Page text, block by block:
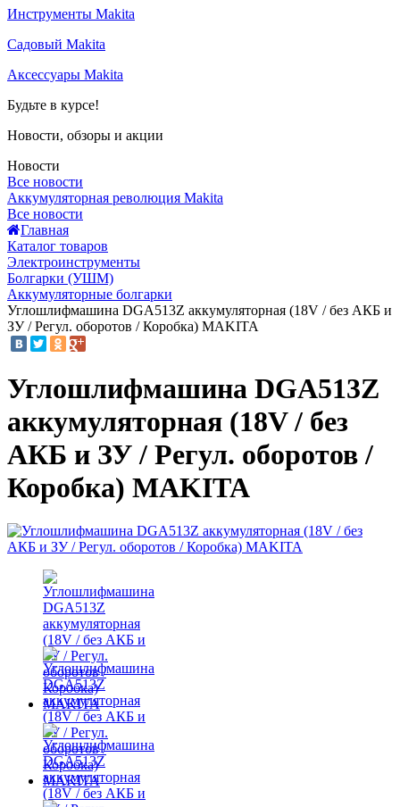
Инструменты Makita
Садовый Makita
Аксессуары Makita
Будьте в курсе!
Новости, обзоры и акции
Новости
Все новости
Аккумуляторная революция Makita
Все новости
Главная
Каталог товаров
Электроинструменты
Болгарки (УШМ)
Аккумуляторные болгарки
Углошлифмашина DGA513Z аккумуляторная (18V / без АКБ и
ЗУ / Регул. оборотов / Коробка) MAKITA
Углошлифмашина DGA513Z
аккумуляторная (18V / без
АКБ и ЗУ / Регул. оборотов /
Коробка) MAKITA